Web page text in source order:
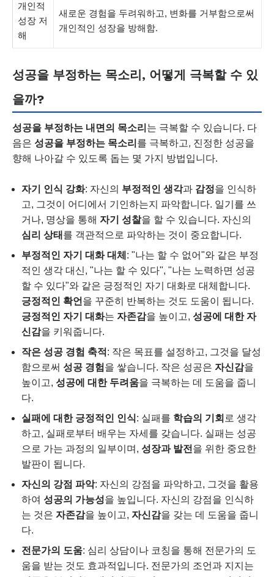
개인적
성장 저
해
새로운 경험을 두려워하고, 변화를 거부함으로써
개인적인 성장을 방해함.
성공을 부정하는 목소리, 어떻게 극복할 수 있
을까?
성공을 부정하는 내면의 목소리는 극복할 수 있습니다. 다
음은 성공을 부정하는 목소리를 극복하고, 진정한 성공을
향해 나아갈 수 있도록 돕는 몇 가지 방법입니다.
자기 인식 강화: 자신의 부정적인 생각과 감정을 인식하
고, 그것이 어디에서 기인하는지 파악합니다. 일기를 쓰
거나, 명상을 통해 자기 성찰을 할 수 있습니다. 자신의
심리 상태 를 객관적으로 파악하는 것이 중요합니다.
부정적인 자기 대화 대체 : "나는 할 수 없어"와 같은 부정
적인 생각 대신, "나는 할 수 있다", "나는 노력하면 성공
할 수 있다"와 같은 긍정적인 자기 대화로 대체합니다.
긍정적인 확언 을 꾸준히 반복하는 것도 도움이 됩니다.
긍정적인 자기 대화는 자존감을 높이고, 성공에 대한 자
신감을 키워줍니다.
작은 성공 경험 축적 : 작은 목표를 설정하고, 그것을 달성
함으로써 성공 경험 을 쌓습니다. 작은 성공은 자신감을
높이고, 성공에 대한 두려움을 극복하는 데 도움을 줍니
다.
실패에 대한 긍정적인 인식: 실패를 학습의 기회 로 생각
하고, 실패로부터 배우는 자세를 갖습니다. 실패는 성공
으로 가는 과정의 일부이며, 성장과 발전 을 위한 중요한
발판이 됩니다.
자신의 강점 파악: 자신의 강점을 파악하고, 그것을 활용
하여 성공의 가능성을 높입니다. 자신의 강점을 인식하
는 것은 자존감을 높이고, 자신감을 갖는 데 도움을 줍니
다.
전문가의 도움: 심리 상담이나 코칭을 통해 전문가의 도
움을 받는 것도 효과적입니다. 전문가의 조언과 지지는